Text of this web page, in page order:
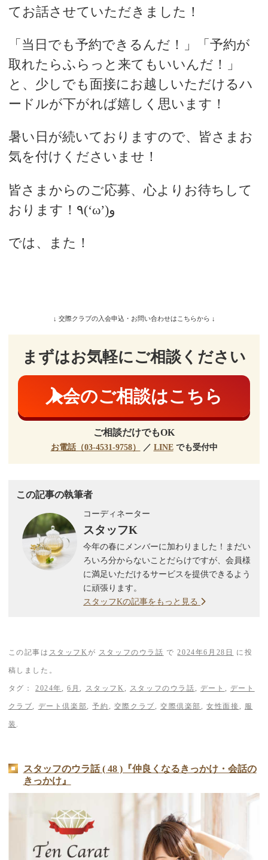
てお話させていただきました！
「当日でも予約できるんだ！」
「予約が
取れたらふらっと来てもいいんだ！」
と、少しでも面接にお越し いただけるハ
ードルが下がれば嬉しく 思います！
暑い日が続いておりますので、 皆さま お
気を付け くださいませ！
皆さまからのご応募、心よりお待ちして
おります！٩(‘ω’)و
では、また！
↓ 交際クラブの入会申込・お問い合わせはこちらから ↓
まずはお気軽にご相談ください
入会のご相談はこちら
ご相談だけでもOK
お電話（03-4531-9758） ／ LINEでも受付中
この記事の執筆者
コーディネーター
スタッフK
今年の春にメンバーに加わりました！まだい
ろいろ分からないことだらけですが、会員様
に満足いただけるサービスを提供できるよう
に頑張ります。
スタッフKの記事をもっと見る
この記事は スタッフKが スタッフのウラ話 で2024年6月28日 に投
稿しました。
タグ： 2024年,6月, スタッフK, スタッフのウラ話, デート , デート
クラブ, デート倶楽部,予約 , 交際クラブ,交際倶楽部,女性面接, 服
装 .
スタッフのウラ話 ( 48 )『仲良くなるきっかけ・会話の
きっかけ』